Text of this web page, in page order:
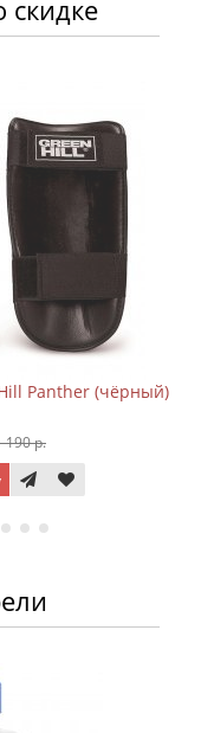
скидке
(чёрный)